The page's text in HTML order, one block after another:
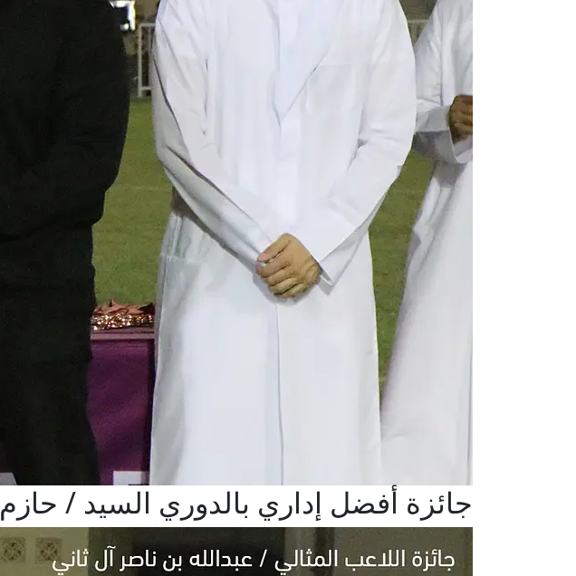
جائزة أفضل إداري بالدوري السيد /